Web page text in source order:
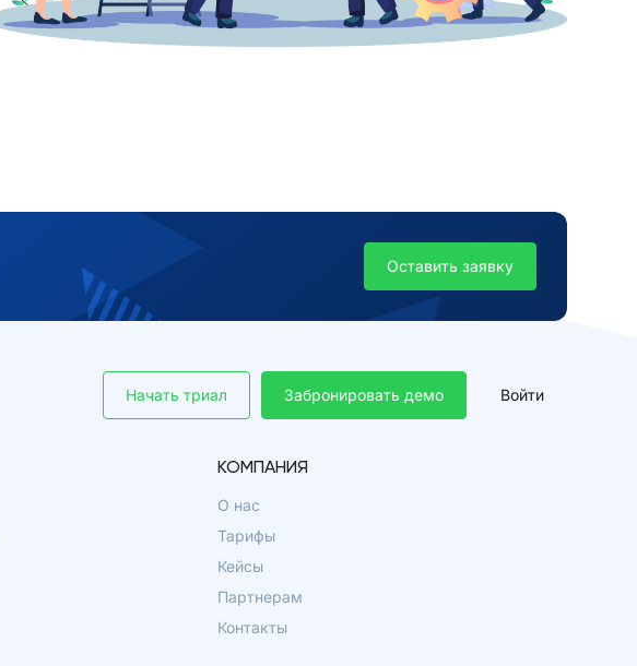
Оставить заявку
Забронировать демо
Начать триал Войти
КОМПАНИЯ
О нас
Тарифы
Кейсы
Партнерам
Контакты